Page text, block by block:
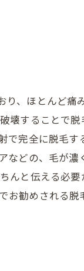
り、ほとんど痛
壊することで脱
で完全に脱毛す
などの、毛が濃
んと伝える必要
勧めされる脱